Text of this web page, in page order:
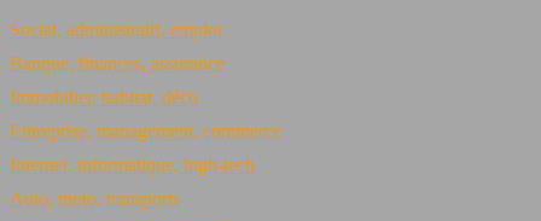
Social, administratif, emploi
Banque, finances, assurance
Immobilier, habitat, déco
Entreprise, management, commerce
Internet, informatique, high-tech
Auto, moto, transports